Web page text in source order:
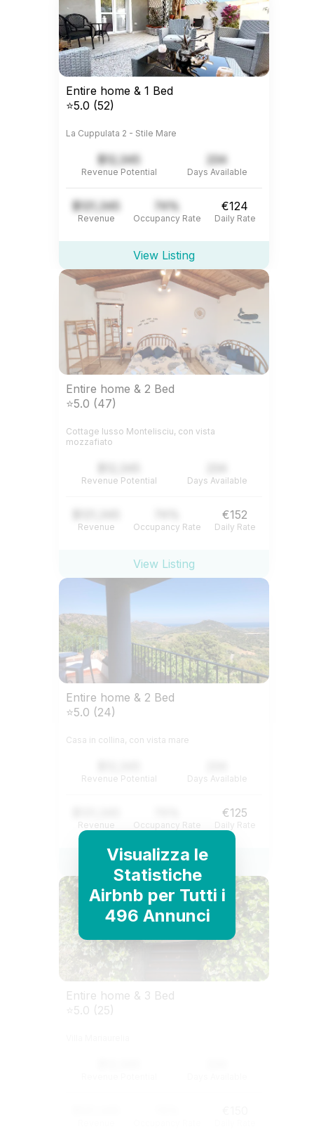
Entire home & 1 Bed
⭐5.0 (52)
La Cuppulata 2 - Stile Mare
$12,345
Revenue Potential
234
Days Available
$121,345
Revenue
74%
Occupancy Rate
€124
Daily Rate
View Listing
Entire home & 2 Bed
⭐5.0 (47)
Cottage lusso Montelisciu, con vista
mozzafiato
Revenue Potential Days Available
Revenue Occupancy Rate
€152
Daily Rate
View Listing
Entire home & 2 Bed
⭐5.0 (24)
Casa in collina, con vista mare
Revenue Potential Days Available
Revenue Occupancy Rate
€125
Daily Rate
View Listing
Entire home & 3 Bed
⭐5.0 (25)
Visualizza le
Statistiche
Airbnb per Tutti i
496 Annunci